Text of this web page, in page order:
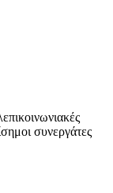
συνεργάτες